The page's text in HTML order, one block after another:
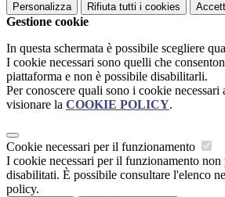
Personalizza Rifiuta tutti i cookies
Gestione cookie
In questa schermata è possibile scegliere
I cookie necessari sono quelli che
piattaforma e non è possibile disabilitarli.
Per conoscere quali sono i cookie
visionare la COOKIE POLICY.
Cookie necessari per il funzionamento
I cookie necessari per il funzionamento non
disabilitati. È possibile consultare l'elenco
policy.